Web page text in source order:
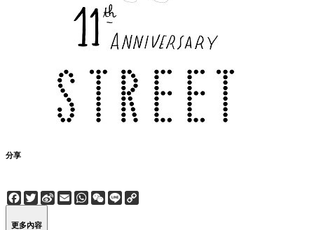
分享
Facebook
Twitter
Sina
Weibo
EmailWhatsApp
WeChat
Line
更多內容